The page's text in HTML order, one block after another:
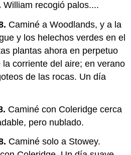
William recogió palos....
Caminé a Woodlands, y a la
y los helechos verdes en el
plantas ahora en perpetuo
corriente del aire; en verano
de las rocas. Un día
Caminé con Coleridge cerca
pero nublado.
Caminé solo a Stowey.